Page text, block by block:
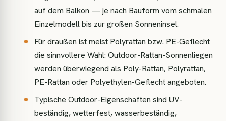
auf dem Balkon — je nach Bauform vom schmalen
Einzelmodell bis zur großen Sonneninsel.
Für draußen ist meist Polyrattan bzw. PE-Geflecht
die sinnvollere Wahl: Outdoor-Rattan-Sonnenliegen
werden überwiegend als Poly-Rattan, Polyrattan,
PE-Rattan oder Polyethylen-Geflecht angeboten.
Typische Outdoor-Eigenschaften sind UV-
beständig, wetterfest, wasserbeständig,